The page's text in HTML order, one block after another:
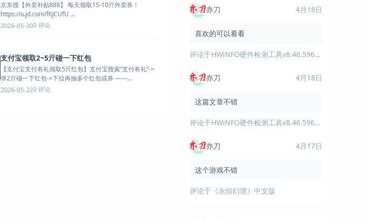
京东搜【外卖补贴888】 每天领取15-10亓外卖券！
https://u.jd.com/f6JCUfU ...
2026-05-300 评论
支付宝领取2~5亓碰一下红包
【支付宝支付有礼领取5亓红包】支付宝搜索“支付有礼”->
弹2亓碰一下红包->下拉再抽多个红包或券 ——...
2026-05-220 评论
亦刀 4月18日
喜欢的可以看看
评论于HWiNFO硬件检测工具v8.46.5960绿色版
亦刀 4月18日
这篇文章不错
评论于HWiNFO硬件检测工具v8.46.5960绿色版
亦刀 4月17日
这个游戏不错
评论于 《永恒幻境》中文版